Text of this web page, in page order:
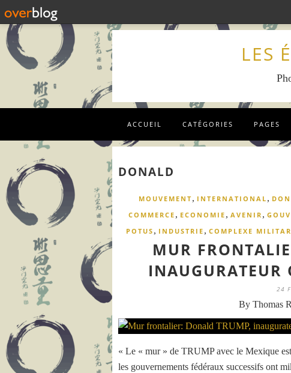
LES
ACCUEIL CATÉGORIES PAGES
DONALD
MOUVEMENT, INTERNATIONAL ,
COMMERCE , ECONOMIE , AVENIR ,
POTUS , INDUSTRIE , COMPLEXE
MUR
INAUGURATEUR
24
By Thomas
« Le « mur » de TRUMP avec le Mexique
les gouvernements fédéraux successifs ont